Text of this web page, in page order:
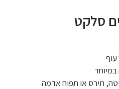
או תפוח אדמה